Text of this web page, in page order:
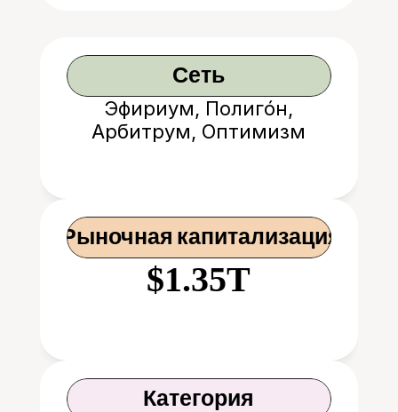
Сеть
Эфириум, Полиго́н,
Арбитрум, Оптимизм
Рыночная капитализация
$1.35T
Категория